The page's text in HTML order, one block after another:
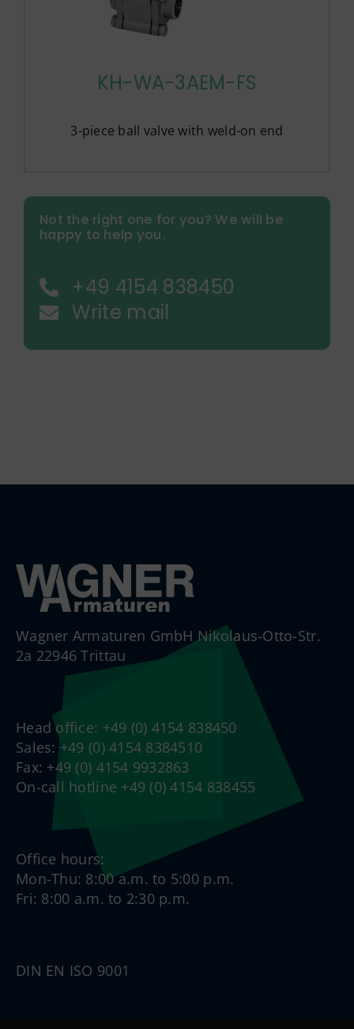
KH-WA-3AEM-FS
3-piece ball valve with weld-on end
Not the right one for you? We will be
happy to help you.
+49 4154 838450
Write mail
Wagner Armaturen GmbH Nikolaus-Otto-Str.
2a 22946 Trittau
Head office: +49 (0) 4154 838450
Sales: +49 (0) 4154 8384510
Fax: +49 (0) 4154 9932863
On-call hotline +49 (0) 4154 838455
Office hours:
Mon-Thu: 8:00 a.m. to 5:00 p.m.
Fri: 8:00 a.m. to 2:30 p.m.
DIN EN ISO 9001